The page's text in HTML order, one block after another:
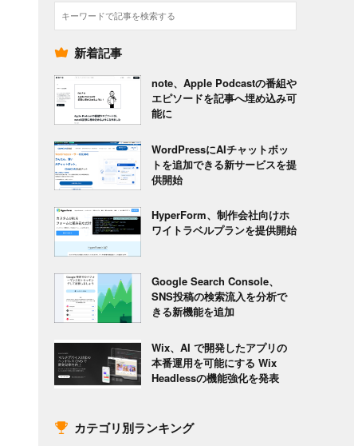
検
索
新着記事
note、Apple Podcastの番組や
エピソードを記事へ埋め込み可
能に
WordPressにAIチャットボッ
トを追加できる新サービスを提
供開始
HyperForm、制作会社向けホ
ワイトラベルプランを提供開始
Google Search Console、
SNS投稿の検索流入を分析で
きる新機能を追加
Wix、AI で開発したアプリの
本番運用を可能にする Wix
Headlessの機能強化を発表
カテゴリ別ランキング